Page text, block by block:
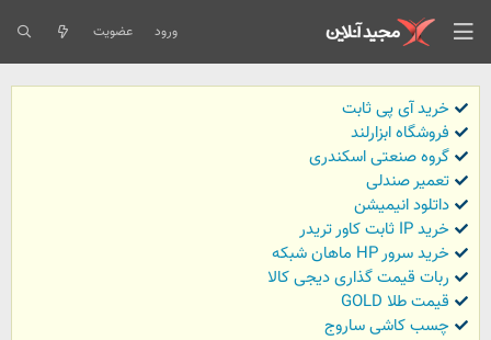
ورود عضویت
خرید آی پی ثابت
فروشگاه ابزارلند
گروه صنعتی اسکندری
تعمیر صندلی
داتلود انیمیشن
خرید IP ثابت کاور تریدر
خرید سرور HP ماهان شبکه
ربات قیمت گذاری دیجی کالا
قیمت طلا GOLD
چسب کاشی ساروج